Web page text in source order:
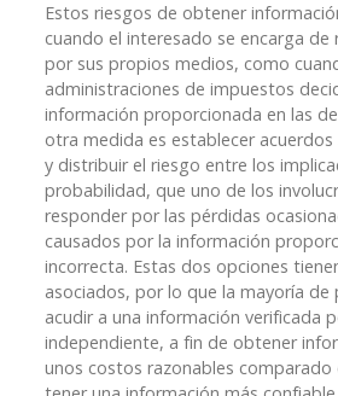
Estos riesgos de obtener
cuando el interesado se encarga de
por sus propios medios, como
administraciones de impuestos
información proporcionada en las
otra medida es establecer
y distribuir el riesgo entre los
probabilidad, que uno de los
responder por las pérdidas
causados por la información
incorrecta. Estas dos opciones
asociados, por lo que la mayoría de
acudir a una información verificada
independiente, a fin de obtener
unos costos razonables comparado